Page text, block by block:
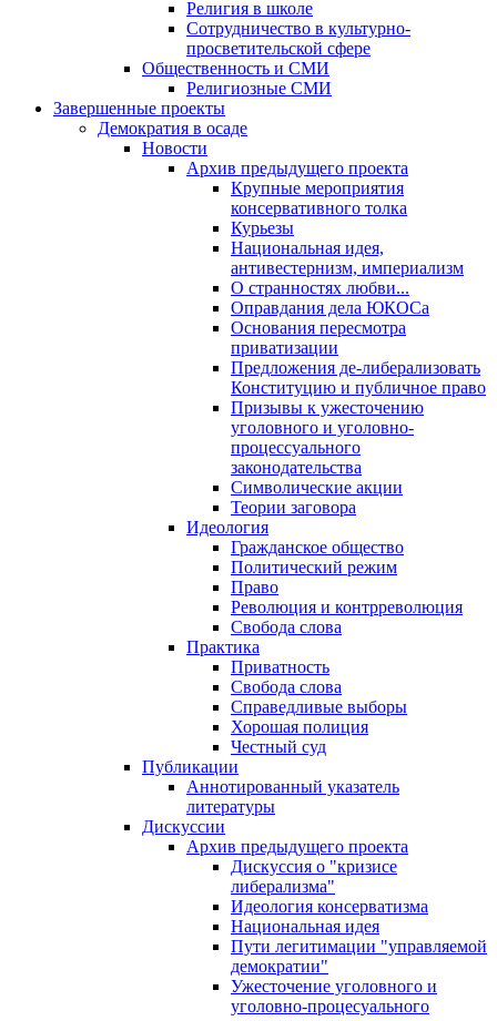
Религия в школе
Сотрудничество в культурно-
просветительской сфере
Общественность и СМИ
Религиозные СМИ
Завершенные проекты
Демократия в осаде
Новости
Архив предыдущего проекта
Крупные мероприятия
консервативного толка
Курьезы
Национальная идея,
антивестернизм, империализм
О странностях любви...
Оправдания дела ЮКОСа
Основания пересмотра
приватизации
Предложения де-либерализовать
Конституцию и публичное право
Призывы к ужесточению
уголовного и уголовно-
процессуального
законодательства
Символические акции
Теории заговора
Идеология
Гражданское общество
Политический режим
Право
Революция и контрреволюция
Свобода слова
Практика
Приватность
Свобода слова
Справедливые выборы
Хорошая полиция
Честный суд
Публикации
Аннотированный указатель
литературы
Дискуссии
Архив предыдущего проекта
Дискуссия о "кризисе
либерализма"
Идеология консерватизма
Национальная идея
Пути легитимации "управляемой
демократии"
Ужесточение уголовного и
уголовно-процесуального